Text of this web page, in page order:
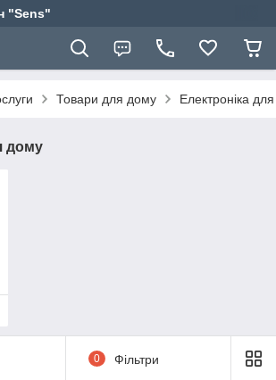
"Sens"
Товари для дому Електроніка
дому
0 Фільтри